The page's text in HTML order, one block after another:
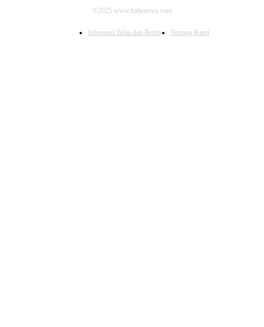
©2025 www.balienews.com
Informasi Iklan dan Berita Tentang Kami